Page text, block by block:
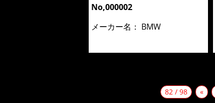
No,000002
メーカー名： BMW
82 / 98 «